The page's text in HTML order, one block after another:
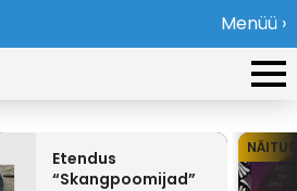
Menüü ›
Etendus
“Skangpoomijad”
NÄITUS